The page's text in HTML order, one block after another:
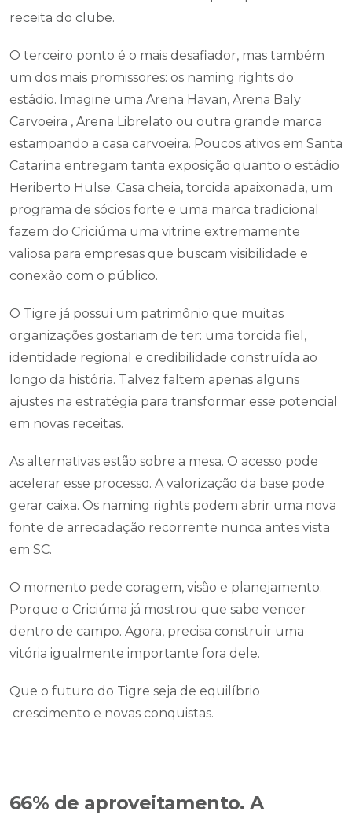
receita do clube.
O terceiro ponto é o mais desafiador, mas também
um dos mais promissores: os naming rights do
estádio. Imagine uma Arena Havan, Arena Baly
Carvoeira , Arena Librelato ou outra grande marca
estampando a casa carvoeira. Poucos ativos em Santa
Catarina entregam tanta exposição quanto o estádio
Heriberto Hülse. Casa cheia, torcida apaixonada, um
programa de sócios forte e uma marca tradicional
fazem do Criciúma uma vitrine extremamente
valiosa para empresas que buscam visibilidade e
conexão com o público.
O Tigre já possui um patrimônio que muitas
organizações gostariam de ter: uma torcida fiel,
identidade regional e credibilidade construída ao
longo da história. Talvez faltem apenas alguns
ajustes na estratégia para transformar esse potencial
em novas receitas.
As alternativas estão sobre a mesa. O acesso pode
acelerar esse processo. A valorização da base pode
gerar caixa. Os naming rights podem abrir uma nova
fonte de arrecadação recorrente nunca antes vista
em SC.
O momento pede coragem, visão e planejamento.
Porque o Criciúma já mostrou que sabe vencer
dentro de campo. Agora, precisa construir uma
vitória igualmente importante fora dele.
Que o futuro do Tigre seja de equilíbrio
crescimento e novas conquistas.
66% de aproveitamento. A